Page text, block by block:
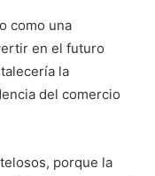
como una
en el futuro
la
del comercio
porque la